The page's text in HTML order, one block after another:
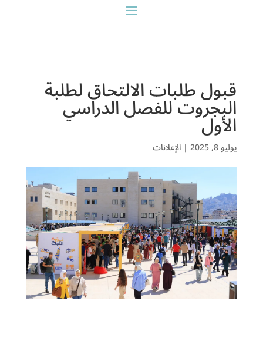
قبول طلبات الالتحاق لطلبة
البجروت للفصل الدراسي
الأول
يوليو 8, 2025 | الإعلانات